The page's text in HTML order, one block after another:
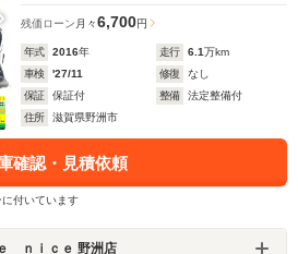
残価ローン 月々6,700円
年式 2016年 走行 6.1万km
車検
'27/11 修復
なし
保証
保証付 整備
法定整備付
住所
滋賀県野洲市
確認・見積依頼
付いています
ｎｉｃｅ 野洲店